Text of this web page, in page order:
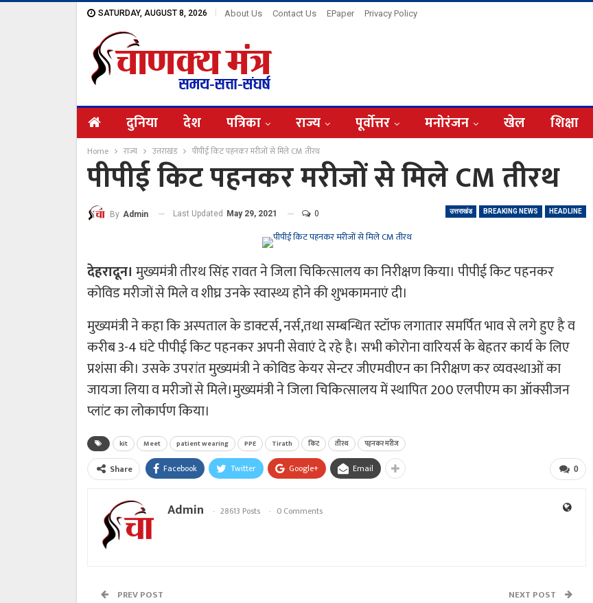
SATURDAY, AUGUST 8, 2026 About Us Contact Us EPaper Privacy Policy
दुनिया देश पत्रिका राज्य पूर्वोत्तर मनोरंजन खेल शिक्षा
Home राज्य उत्तराखंड पीपीई किट पहनकर मरीजों से मिले CM तीरथ
पीपीई किट पहनकर मरीजों से मिले CM तीरथ
उत्तराखंड BREAKING NEWS HEADLINE
By Admin Last Updated May 29, 2021 0
देहरादून। मुख्यमंत्री तीरथ सिंह रावत ने जिला चिकित्सालय का निरीक्षण किया। पीपीई किट पहनकर
कोविड मरीजों से मिले व शीघ्र उनके स्वास्थ्य होने की शुभकामनाएं दी।
मुख्यमंत्री ने कहा कि अस्पताल के डाक्टर्स, नर्स,तथा सम्बन्धित स्टॉफ लगातार समर्पित भाव से लगे हुए है व
करीब 3-4 घंटे पीपीई किट पहनकर अपनी सेवाएं दे रहे है। सभी कोरोना वारियर्स के बेहतर कार्य के लिए
प्रशंसा की। उसके उपरांत मुख्यमंत्री ने कोविड केयर सेन्टर जीएमवीएन का निरीक्षण कर व्यवस्थाओं का
जायजा लिया व मरीजों से मिले।मुख्यमंत्री ने जिला चिकित्सालय में स्थापित 200 एलपीएम का ऑक्सीजन
प्लांट का लोकार्पण किया।
kit Meet patient wearing PPE Tirath किट तीरथ पहनकर मरीज
0
Share Facebook Twitter Google+ Email
Admin 28613 Posts 0 Comments
PREV POST NEXT POST